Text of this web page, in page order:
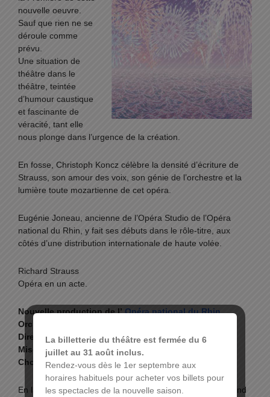
nouvelle oeuvre.
Sauf que rien ne se
déroule comme
prévu.
Une situation de
théâtre dans le
théâtre, teintée
d’humour caustique
et fascinante de
véracité, tant elle
nous plonge dans l’urgence de la création.
En fosse, Christoph Koncz célèbre la densité d’écriture de
Strauss, son amour des voix, son génie de l’orchestre et la
lumière toute mozartienne de cet opéra.
Eugénie Joneau, ancienne de l’Opéra Studio de l’Opéra
national du Rhin, y fait ses débuts dans le rôle-titre, aux
côtés d’une distribution internationale de haute volée.
Richard Strauss
Opéra en un acte.
Nouvelle production de l’Opéra national du Rhin
Orchestre National de Mulhouse
Direction musicale Christoph Koncz
Mise en scèneMyriam Marzouki
Chorégraphie Jean-François Kessler
En langue allemande, sur-titrage en français et en allemand
La billetterie du théâtre est fermée du 6
juillet au 31 août inclus.
Rendez-vous dès le 1er septembre aux
horaires habituels pour acheter vos billets pour
les spectacles de la nouvelle saison.